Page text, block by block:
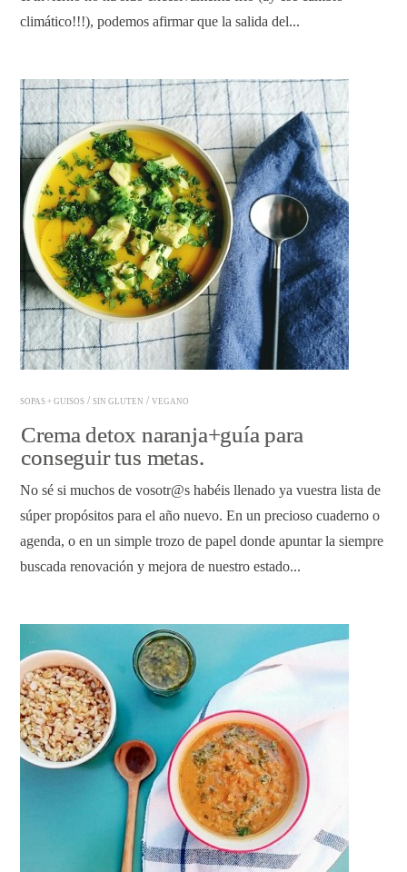
climático!!!), podemos afirmar que la salida del...
SOPAS + GUISOS /SIN GLUTEN /VEGANO
Crema detox naranja+guía para
conseguir tus metas.
No sé si muchos de vosotr@s habéis llenado ya vuestra lista de
súper propósitos para el año nuevo. En un precioso cuaderno o
agenda, o en un simple trozo de papel donde apuntar la siempre
buscada renovación y mejora de nuestro estado...